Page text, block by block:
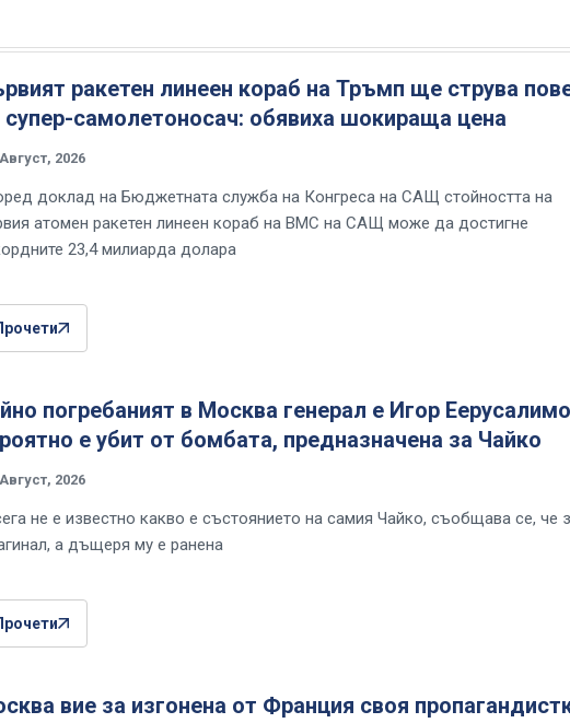
ракетен линеен кораб на Тръмп ще струва
супер-самолетоносач: обявиха шокираща цена
2026
доклад на Бюджетната служба на Конгреса на САЩ стойността на
атомен ракетен линеен кораб на ВМС на САЩ може да достигне
23,4 милиарда долара
погребаният в Москва генерал е Игор
е убит от бомбата, предназначена за Чайко
2026
не е известно какво е състоянието на самия Чайко, съобщава се, че
а дъщеря му е ранена
вие за изгонена от Франция своя